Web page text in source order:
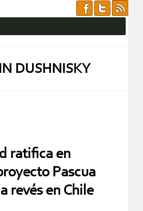
DUSHNISKY
ratifica en
Pascua
revés en Chile